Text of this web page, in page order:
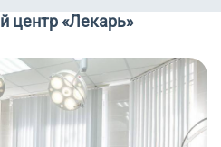
центр «Лекарь»